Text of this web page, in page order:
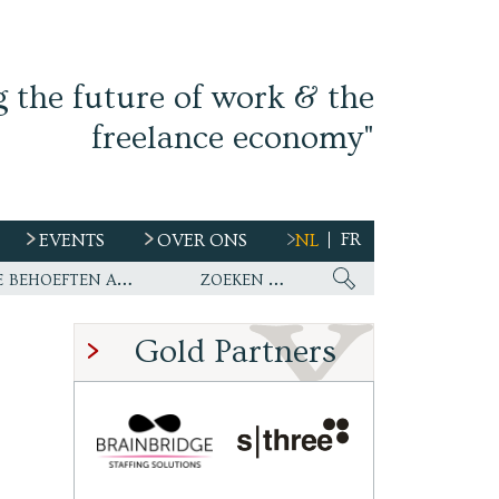
the future of work & the
freelance economy"
EVENTS OVER ONS NL FR
Ework nu wereldwijde partner van WirelessCar’s talentstrategie en toekomstige behoeften aan personeel
Gold Partners